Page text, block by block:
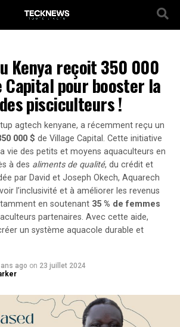
Kenya reçoit 350 000
Capital pour booster la
pisciculteurs !
agtech kenyane, a récemment reçu un
000 $ de Village Capital. Cette initiative
vie des petits et moyens aquaculteurs en
à des aliments de qualité, du crédit et
par David et Joseph Okech, Aquarech
l’inclusivité et à améliorer les revenus
en soutenant 35 % de femmes
partenaires. Avec cette aide,
un système aquacole durable et
ans ago on 23 juillet 2024